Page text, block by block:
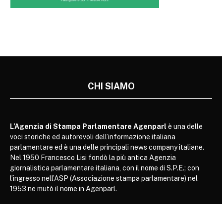
CHI SIAMO
L’Agenzia di Stampa Parlamentare Agenparl è una delle
voci storiche ed autorevoli dell’informazione italiana
parlamentare ed è una delle principali news company italiane.
Nel 1950 Francesco Lisi fondò la più antica Agenzia
giornalistica parlamentare italiana, con il nome di S.P.E.; con
l’ingresso nell’ASP (Associazione stampa parlamentare) nel
1953 ne mutò il nome in Agenparl.